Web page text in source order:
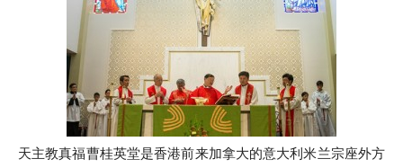
天主教真福曹桂英堂是香港前来加拿大的意大利米兰宗座外方